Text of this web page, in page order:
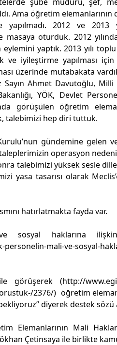
Ama öğretim
2012 ve 2013
masaya oturduk. 2012
yaptık. 2013 yılı
iyileştirme yapılması için
üzerinde mutabakata
Sayın Ahmet Davutoğlu,
YÖK, Devlet
görüşülen öğretim
talebimizi hep diri tuttuk.
gündemine gelen
operasyon
talebimizi yüksek sesle
yasa tasarısı olarak
hatırlatmakta fayda var.
sosyal haklarına
mali-ve-sosyal-
görüşerek (http://
2376/) öğretim
diyerek destek sözü
Elemanlarının Mali
Çetinsaya ile birlikte